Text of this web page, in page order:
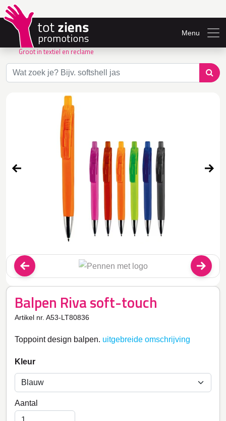
Groot in textiel en reclame
Menu
Balpen Riva soft-touch
Artikel nr. A53-LT80836
Toppoint design balpen. uitgebreide omschrijving
Kleur
Aantal